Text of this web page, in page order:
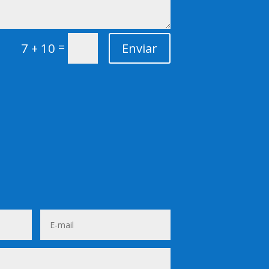
7 + 10 = Enviar